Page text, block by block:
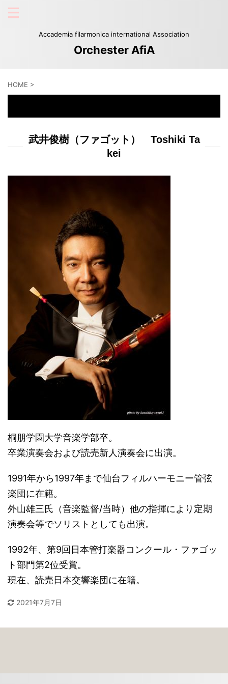
Accademia filarmonica international Association
Orchester AfiA
HOME >
武井俊樹（ファゴット） Toshiki Ta
kei
桐朋学園大学音楽学部卒。
卒業演奏会および読売新人演奏会に出演。
1991年から1997年まで仙台フィルハーモニー管弦
楽団に在籍。
外山雄三氏（音楽監督/当時）他の指揮により定期
演奏会等でソリストとしても出演。
1992年、第9回日本管打楽器コンクール・ファゴッ
ト部門第2位受賞。
現在、読売日本交響楽団に在籍。
2021年7月7日